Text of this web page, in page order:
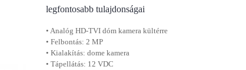
legfontosabb tulajdonságai
• Analóg HD-TVI dóm kamera kültérre
• Felbontás: 2 MP
• Kialakítás: dome kamera
• Tápellátás: 12 VDC